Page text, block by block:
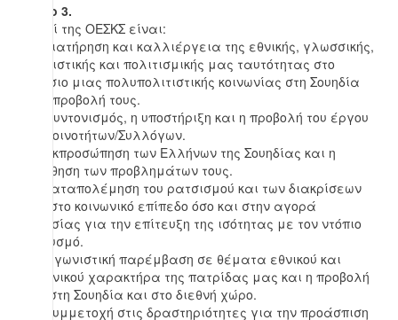
Άρθρο 3.
Σκοποί της ΟΕΣΚΣ είναι:
1. Η διατήρηση και καλλιέργεια της εθνικής, γλωσσικής,
πολιτιστικής και πολιτισμικής μας ταυτότητας στo
πλαίσιο μιας πολυπολιτιστικής κοινωνίας στη Σουηδία
και η προβολή τους.
2. Ο συντονισμός, η υποστήριξη και η προβολή του έργου
των Κοινοτήτων/Συλλόγων.
3. Η εκπροσώπηση των Ελλήνων της Σουηδίας και η
προώθηση των προβλημάτων τους.
4. Η καταπολέμηση του ρατσισμού και των διακρίσεων
τόσο στο κοινωνικό επίπεδο όσο και στην αγορά
εργασίας για την επίτευξη της ισότητας με τον ντόπιο
πληθυσμό.
5. Η αγωνιστική παρέμβαση σε θέματα εθνικού και
κοινωνικού χαρακτήρα της πατρίδας μας και η προβολή
τους στη Σουηδία και στο διεθνή χώρο.
6. Η συμμετοχή στις δραστηριότητες για την προάσπιση